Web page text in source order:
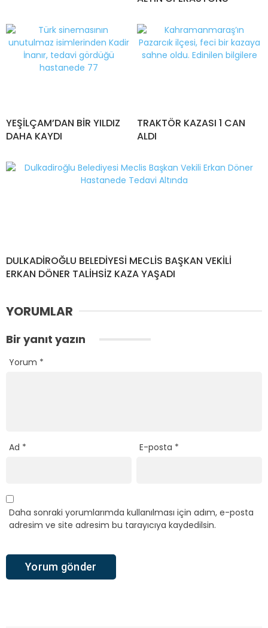
YEŞİLÇAM’DAN BİR YILDIZ
DAHA KAYDI
TRAKTÖR KAZASI 1 CAN
ALDI
DULKADİROĞLU BELEDİYESİ MECLİS BAŞKAN VEKİLİ
ERKAN DÖNER TALİHSİZ KAZA YAŞADI
YORUMLAR
Bir yanıt yazın
Yorum *
Ad * E-posta *
Daha sonraki yorumlarımda kullanılması için adım, e-posta
adresim ve site adresim bu tarayıcıya kaydedilsin.